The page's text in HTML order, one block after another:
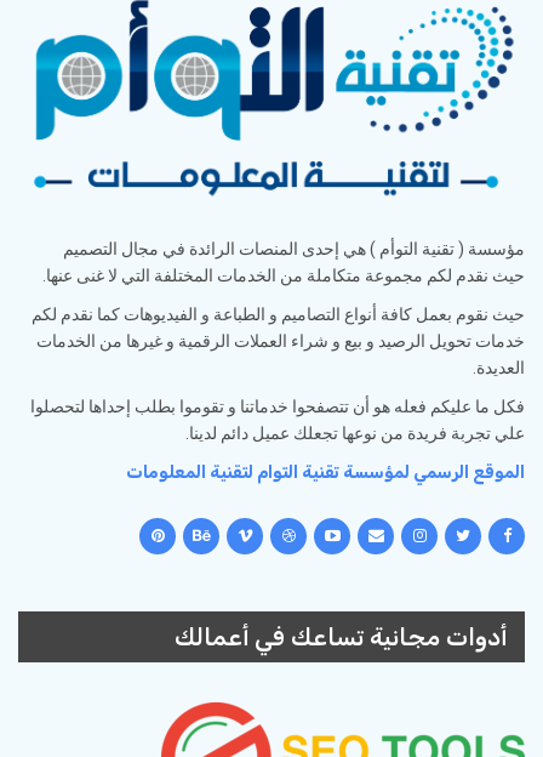
مؤسسة ( تقنية التوأم ) هي إحدى المنصات الرائدة في مجال التصميم
حيث نقدم لكم مجموعة متكاملة من الخدمات المختلفة التي لا غنى عنها.
حيث نقوم بعمل كافة أنواع التصاميم و الطباعة و الفيديوهات كما نقدم لكم
خدمات تحويل الرصيد و بيع و شراء العملات الرقمية و غيرها من الخدمات
العديدة.
فكل ما عليكم فعله هو أن تتصفحوا خدماتنا و تقوموا بطلب إحداها لتحصلوا
علي تجربة فريدة من نوعها تجعلك عميل دائم لدينا.
الموقع الرسمي لمؤسسة تقنية التوام لتقنية المعلومات
أدوات مجانية تساعك في أعمالك